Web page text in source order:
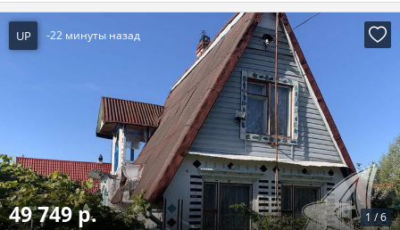
UP -22 минуты назад
1 /6
49 749 р.